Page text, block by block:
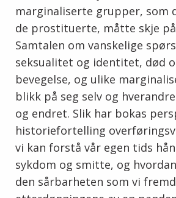
marginaliserte grupper, som
de prostituerte, måtte skje
Samtalen om vanskelige
seksualitet og identitet, død
bevegelse, og ulike
blikk på seg selv og
og endret. Slik har bokas
historiefortelling
vi kan forstå vår egen tids
sykdom og smitte, og
den sårbarheten som vi